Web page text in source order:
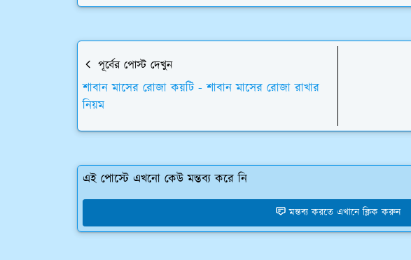
পূর্বের পোস্ট দেখুন
শাবান মাসের রোজা কয়টি - শাবান মাসের রোজা রাখার
নিয়ম
এই পোস্টে এখনো কেউ মন্তব্য করে নি
মন্তব্য করতে এখানে ক্লিক করুন